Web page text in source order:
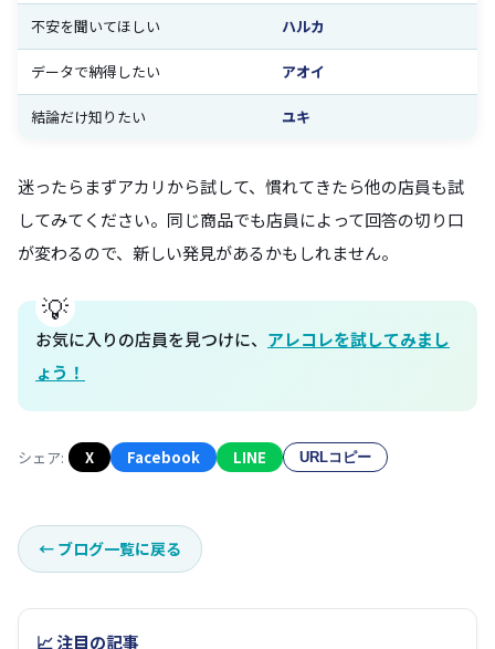
不安を聞いてほしい ハルカ
データで納得したい アオイ
結論だけ知りたい ユキ
迷ったらまずアカリから試して、慣れてきたら他の店員も試
してみてください。同じ商品でも店員によって回答の切り口
が変わるので、新しい発見があるかもしれません。
お気に入りの店員を見つけに、 アレコレを試してみまし
ょう！
シェア: X Facebook LINE URLコピー
← ブログ一覧に戻る
📈 注目の記事